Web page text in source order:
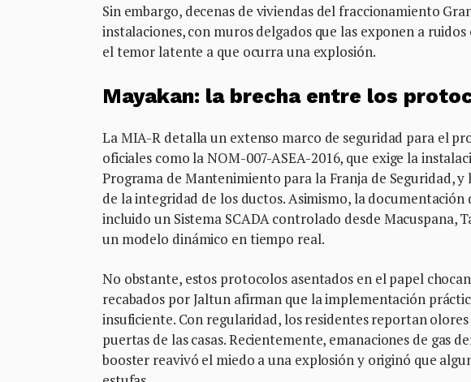
Sin embargo, decenas de viviendas del fraccionamiento
instalaciones, con muros delgados que las exponen a
el temor latente a que ocurra una explosión.
Mayakan: la brecha entre los
La MIA-R detalla un extenso marco de seguridad para el
oficiales como la NOM-007-ASEA-2016, que exige la
Programa de Mantenimiento para la Franja de Seguridad,
de la integridad de los ductos. Asimismo, la
incluido un Sistema SCADA controlado desde Macuspana,
un modelo dinámico en tiempo real.
No obstante, estos protocolos asentados en el papel
recabados por Jaltun afirman que la implementación
insuficiente. Con regularidad, los residentes reportan
puertas de las casas. Recientemente, emanaciones de gas
booster reavivó el miedo a una explosión y originó que